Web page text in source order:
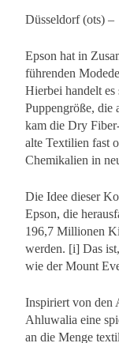
Düsseldorf (ots) –
Epson hat in
führenden
Hierbei handelt
Puppengröße, die
kam die Dry
alte Textilien fast
Chemikalien in
Die Idee dieser
Epson, die
196,7 Millionen
werden. [i] Das
wie der Mount
Inspiriert von den
Ahluwalia eine
an die Menge